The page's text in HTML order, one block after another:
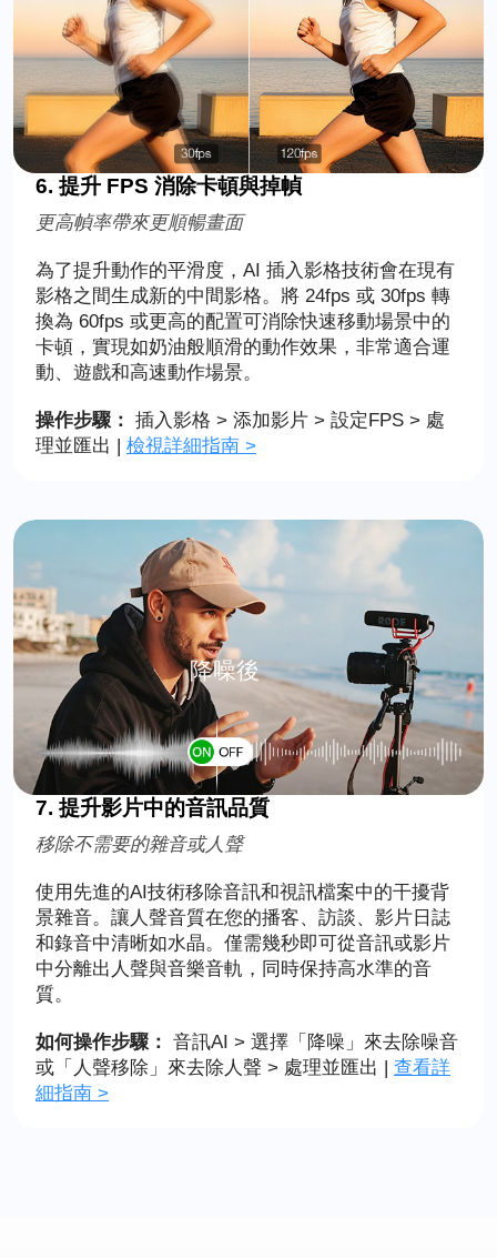
6. 提升 FPS 消除卡頓與掉幀
更高幀率帶來更順暢畫面
為了提升動作的平滑度，AI 插入影格技術會在現有
影格之間生成新的中間影格。將 24fps 或 30fps 轉
換為 60fps 或更高的配置可消除快速移動場景中的
卡頓，實現如奶油般順滑的動作效果，非常適合運
動、遊戲和高速動作場景。
操作步驟： 插入影格 > 添加影片 > 設定FPS > 處
理並匯出 | 檢視詳細指南 >
降噪後
7. 提升影片中的音訊品質
移除不需要的雜音或人聲
使用先進的AI技術移除音訊和視訊檔案中的干擾背
景雜音。讓人聲音質在您的播客、訪談、影片日誌
和錄音中清晰如水晶。僅需幾秒即可從音訊或影片
中分離出人聲與音樂音軌，同時保持高水準的音
質。
如何操作步驟： 音訊AI > 選擇「降噪」來去除噪音
或「人聲移除」來去除人聲 > 處理並匯出 | 查看詳
細指南 >